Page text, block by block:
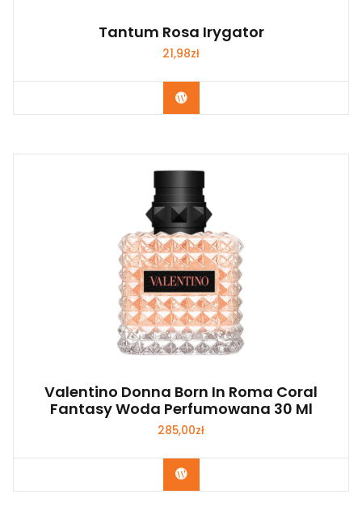
Tantum Rosa Irygator
21,98zł
Zobacz
Valentino Donna Born In Roma Coral
Fantasy Woda Perfumowana 30 Ml
285,00zł
Zobacz